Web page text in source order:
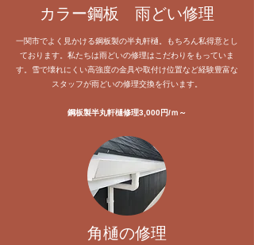
​カラー鋼板 雨どい修理
一関市でよく見かける鋼板製の半丸軒樋。もちろん私得意とし
ております。私たちは雨どいの修理はこだわりをもっていま
す。雪で壊れにくい高強度の金具や取付け位置など経験豊富な
スタッフが雨どいの修理交換を行います。
​鋼板製半丸軒樋修理3,000円/ｍ～
​角樋の修理